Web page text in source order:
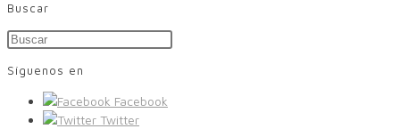
Buscar
Síguenos en
Facebook
Twitter